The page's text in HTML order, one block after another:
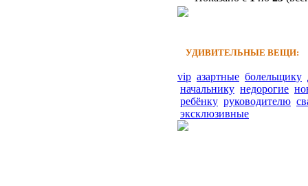
УДИВИТЕЛЬНЫЕ ВЕЩИ:
vip азартные болельщику
начальнику недорогие
ребёнку руководителю
эксклюзивные